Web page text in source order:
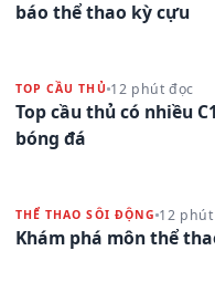
báo thể thao kỳ cựu
TOP CẦU THỦ 12 phút đọc
Top cầu thủ có nhiều
bóng đá
THỂ THAO SÔI ĐỘNG 12
Khám phá môn thể